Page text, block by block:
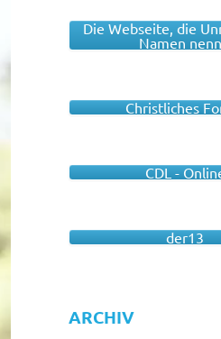
Die Webseite, die
Namen
Christliches
CDL -
der13
ARCHIV